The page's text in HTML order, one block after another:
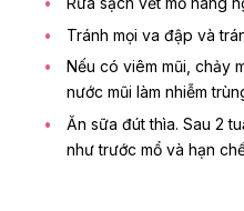
Tránh mọi va đập và
Nếu có viêm mũi, chảy
nước mũi làm nhiễm
Ăn sữa đút thìa. Sau 2
như trước mổ và hạn